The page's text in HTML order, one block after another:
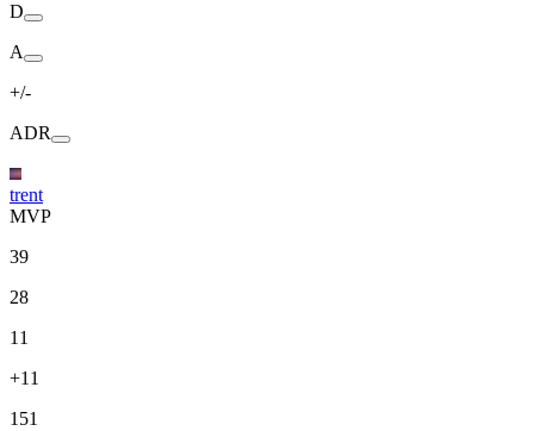
D
A
+/-
ADR
trent
MVP
39
28
11
+11
151